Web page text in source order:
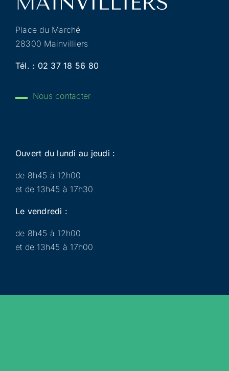
Place du Marché
28300 Mainvilliers
Tél. : 02 37 18 56 80
Nous contacter
Ouvert du lundi au jeudi :
de 8h45 à 12h00
et de 13h45 à 17h30
Le vendredi :
de 8h45 à 12h00
et de 13h45 à 17h00